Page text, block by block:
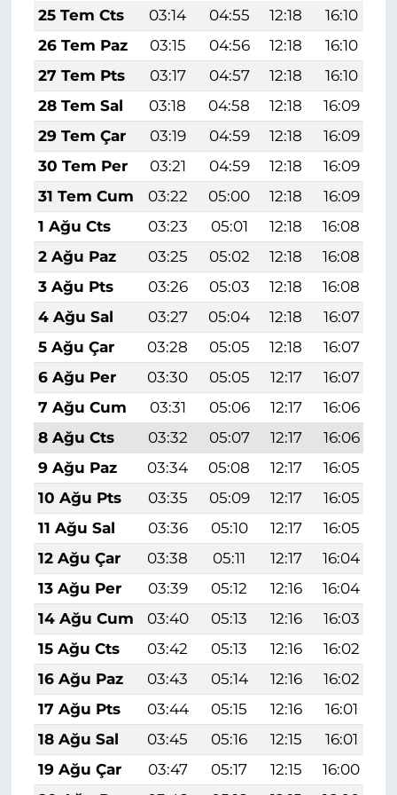
25 Tem Cts
03:14 04:55 12:18 16:10
26 Tem Paz
03:15 04:56 12:18 16:10
27 Tem Pts
03:17 04:57 12:18 16:10
28 Tem Sal
03:18 04:58 12:18 16:09
29 Tem Çar
03:19 04:59 12:18 16:09
30 Tem Per
03:21 04:59 12:18 16:09
31 Tem Cum
03:22 05:00 12:18 16:09
1 Ağu Cts
03:23 05:01 12:18 16:08
2 Ağu Paz
03:25 05:02 12:18 16:08
3 Ağu Pts
03:26 05:03 12:18 16:08
4 Ağu Sal
03:27 05:04 12:18 16:07
5 Ağu Çar
03:28 05:05 12:18 16:07
6 Ağu Per
03:30 05:05 12:17 16:07
7 Ağu Cum
03:31 05:06 12:17 16:06
8 Ağu Cts
03:32 05:07 12:17 16:06
9 Ağu Paz
03:34 05:08 12:17 16:05
10 Ağu Pts
03:35 05:09 12:17 16:05
11 Ağu Sal
03:36 05:10 12:17 16:05
12 Ağu Çar
03:38 05:11 12:17 16:04
13 Ağu Per
03:39 05:12 12:16 16:04
14 Ağu Cum
03:40 05:13 12:16 16:03
15 Ağu Cts
03:42 05:13 12:16 16:02
16 Ağu Paz
03:43 05:14 12:16 16:02
17 Ağu Pts
03:44 05:15 12:16 16:01
18 Ağu Sal
03:45 05:16 12:15 16:01
19 Ağu Çar
03:47 05:17 12:15 16:00